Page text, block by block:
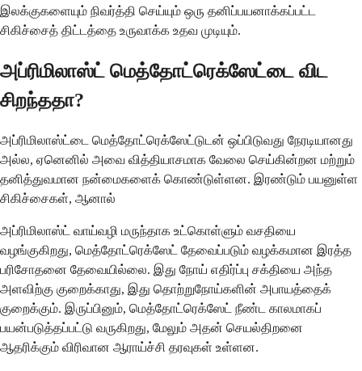
இலக்குகளையும் நிவர்த்தி செய்யும் ஒரு தனிப்பயனாக்கப்பட்ட
சிகிச்சைத் திட்டத்தை உருவாக்க உதவ முடியும்.
அப்ரிமிலாஸ்ட் மெத்தோட்ரெக்ஸேட்டை விட
சிறந்ததா?
அப்ரிமிலாஸ்ட்டை மெத்தோட்ரெக்ஸேட்டுடன் ஒப்பிடுவது நேரடியானது
அல்ல, ஏனெனில் அவை வித்தியாசமாக வேலை செய்கின்றன மற்றும்
தனித்துவமான நன்மைகளைக் கொண்டுள்ளன. இரண்டும் பயனுள்ள
சிகிச்சைகள், ஆனால்
அப்ரிமிலாஸ்ட் வாய்வழி மருந்தாக உட்கொள்ளும் வசதியை
வழங்குகிறது, மெத்தோட்ரெக்ஸேட் தேவைப்படும் வழக்கமான இரத்த
பரிசோதனை தேவையில்லை. இது நோய் எதிர்ப்பு சக்தியை அந்த
அளவிற்கு குறைக்காது, இது தொற்றுநோய்களின் அபாயத்தைக்
குறைக்கும். இருப்பினும், மெத்தோட்ரெக்ஸேட் நீண்ட காலமாகப்
பயன்படுத்தப்பட்டு வருகிறது, மேலும் அதன் செயல்திறனை
ஆதரிக்கும் விரிவான ஆராய்ச்சி தரவுகள் உள்ளன.